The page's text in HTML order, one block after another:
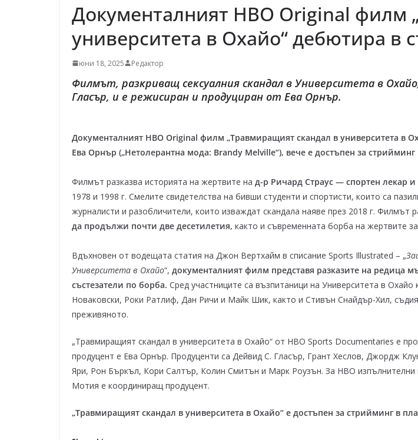
Документалният HBO Original филм
университета в Охайо“ дебютира в
юни 18, 2025 Редактор
Филмът, разкриващ сексуалния скандал в Университета в
Гласър, и е режисиран и продуциран от Ева Орнър.
Документалният HBO Original филм „Травмиращият скандал в университета в
Ева Орнър („Нетолерантна мода: Brandy Melville“), вече е достъпен за
Филмът разказва историята на жертвите на д-р Ричард Страус — спортен лекар
1978 и 1998 г. Смелите свидетелства на бивши студенти и спортисти, които са
журналисти и разобличители, които изваждат скандала наяве през 2018 г. Филмът
да продължи почти две десетилетия, както и съвременната борба на жертвите
Вдъхновен от водещата статия на Джон Вертхайм в списание Sports Illustrated – „
Университета в Охайо“, документалният филм представя разказите на редица
състезатели по борба. Сред участниците са възпитаници на Университета в
Новаковски, Роки Ратлиф, Дан Ричи и Майк Шик, както и Стивън Снайдър-Хил,
преживяното.
„Травмиращият скандал в университета в Охайо“ от HBO Sports Documentaries е
продуцент е Ева Орнър. Продуценти са Дейвид С. Гласър, Грант Хеслов, Джордж
Яри, Рон Бъркъл, Кори Салтър, Колин Смитън и Марк Роузън. За HBO
Мотия е координиращ продуцент.
„Травмиращият скандал в университета в Охайо“ е достъпен за стрийминг в